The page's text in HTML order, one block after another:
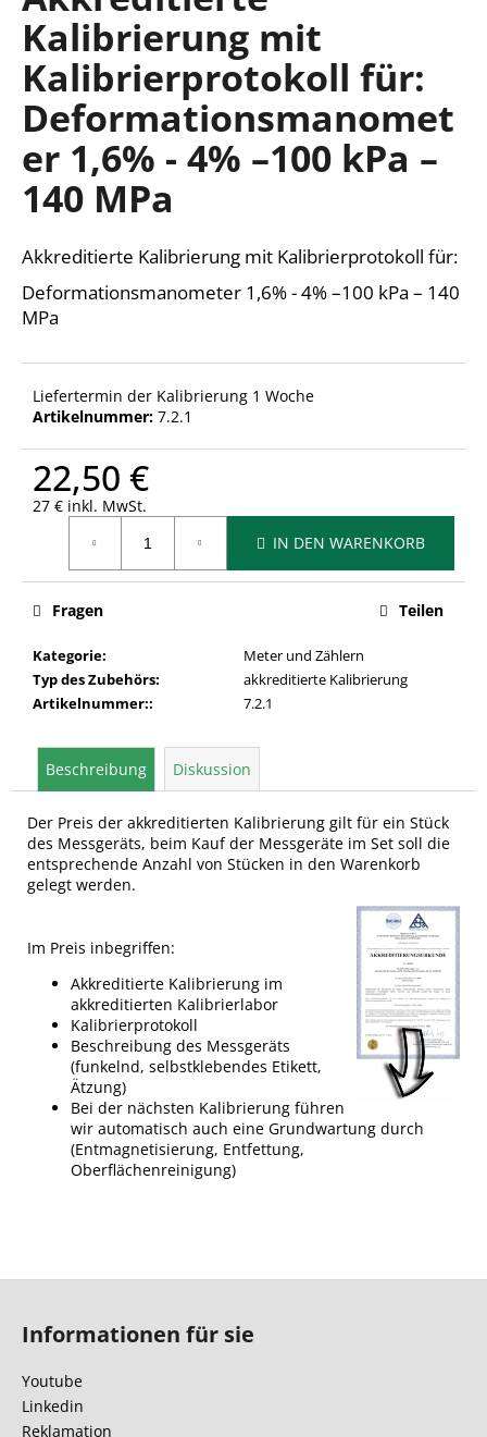
0,0
von
5
Sternen.
Kalibrierung mit
Kalibrierprotokoll für:
Deformationsmanomet
er 1,6% - 4% –100 kPa –
140 MPa
Akkreditierte Kalibrierung mit Kalibrierprotokoll für:
Deformationsmanometer 1,6% - 4% –100 kPa – 140
MPa
Liefertermin der Kalibrierung 1 Woche
Artikelnummer: 7.2.1
22,50 €
27 € inkl. MwSt.
IN DEN WARENKORB
Kategorie:
Meter und Zählern
Typ des Zubehörs:
akkreditierte Kalibrierung
Artikelnummer:: 7.2.1
Fragen Teilen
Beschreibung Diskussion
Der Preis der akkreditierten Kalibrierung gilt für ein Stück
des Messgeräts, beim Kauf der Messgeräte im Set soll die
entsprechende Anzahl von Stücken in den Warenkorb
gelegt werden.
Im Preis inbegriffen:
Akkreditierte Kalibrierung im
akkreditierten Kalibrierlabor
Kalibrierprotokoll
Beschreibung des Messgeräts
(funkelnd, selbstklebendes Etikett,
Ätzung)
Bei der nächsten Kalibrierung führen
wir automatisch auch eine Grundwartung durch
(Entmagnetisierung, Entfettung,
Oberflächenreinigung)
SUCHEN
W
i
e
p
f
h
e
n
Informationen für sie
Youtube
Linkedin
Reklamation